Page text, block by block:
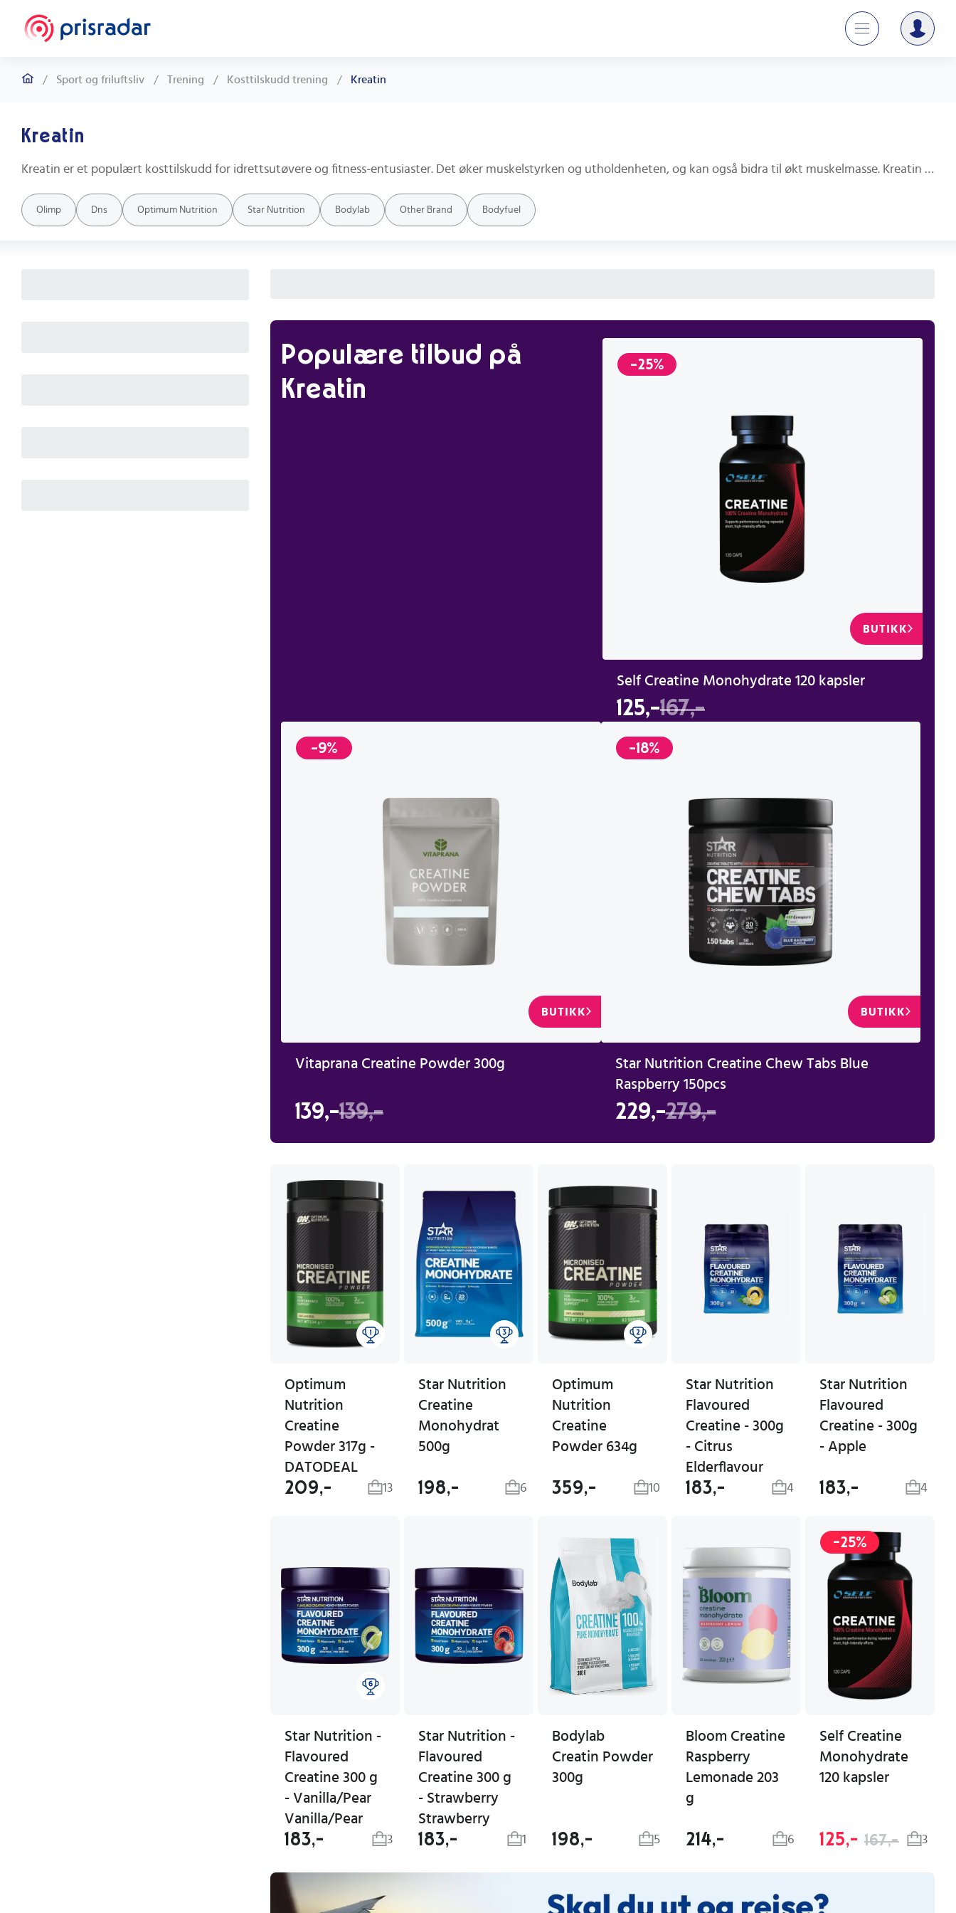
/ Sport og friluftsliv / Trening / Kosttilskudd trening / Kreatin
Kreatin
Kreatin er et populært kosttilskudd for idrettsutøvere og fitness-entusiaster. Det øker muskelstyrken og utholdenheten, og kan også bidra til økt muskelmasse. Kreatin finnes i kjøtt og fisk, men kosttilskudd er en enkel måte å øke inntaket på. Finn det beste kreatintilskuddet for dine behov og mål, og oppnå bedre resultater på trening!
Olimp Dns Optimum Nutrition Star Nutrition Bodylab Other Brand Bodyfuel
Populære tilbud på
Kreatin
-25%
BUTIKK
Self Creatine Monohydrate 120 kapsler
125,-167,-
-9%
BUTIKK
Vitaprana Creatine Powder 300g
139,-139,-
-18%
BUTIKK
Star Nutrition Creatine Chew Tabs Blue
Raspberry 150pcs
229,-279,-
Optimum
Nutrition
Creatine
Powder 317g -
DATODEAL
209,- 13
Star Nutrition
Creatine
Monohydrat
500g
198,- 6
Optimum
Nutrition
Creatine
Powder 634g
359,- 10
Star Nutrition
Flavoured
Creatine - 300g
- Citrus
Elderflavour
183,- 4
Star Nutrition
Flavoured
Creatine - 300g
- Apple
183,- 4
Star Nutrition -
Flavoured
Creatine 300 g
- Vanilla/Pear
Vanilla/Pear
183,- 3
Star Nutrition -
Flavoured
Creatine 300 g
- Strawberry
Strawberry
183,- 1
Bodylab
Creatin Powder
300g
198,- 5
Bloom Creatine
Raspberry
Lemonade 203
g
214,- 6
-25%
Self Creatine
Monohydrate
120 kapsler
125,- 167,- 3